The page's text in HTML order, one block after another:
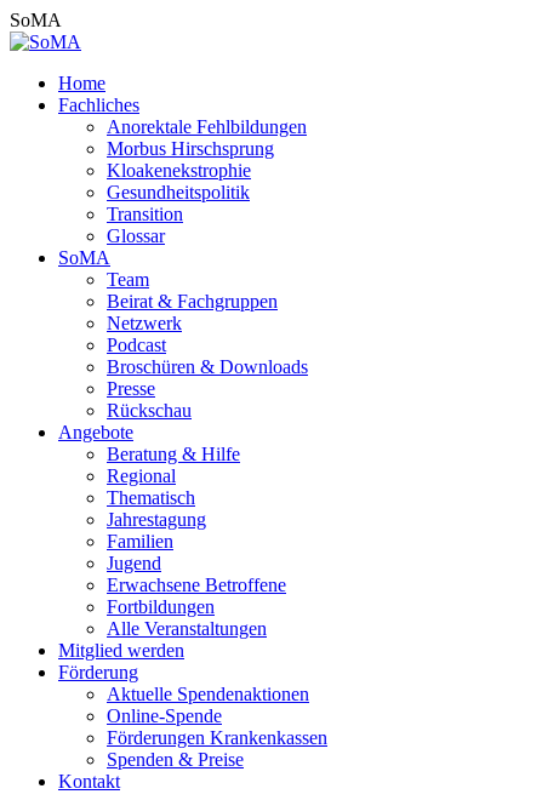
Zum
Inhalt
SoMA
Home
Fachliches
Anorektale Fehlbildungen
Morbus Hirschsprung
Kloakenekstrophie
Gesundheitspolitik
Transition
Glossar
SoMA
Team
Beirat & Fachgruppen
Netzwerk
Podcast
Broschüren & Downloads
Presse
Rückschau
Angebote
Beratung & Hilfe
Regional
Thematisch
Jahrestagung
Familien
Jugend
Erwachsene Betroffene
Fortbildungen
Alle Veranstaltungen
Mitglied werden
Förderung
Aktuelle Spendenaktionen
Online-Spende
Förderungen Krankenkassen
Spenden & Preise
Kontakt